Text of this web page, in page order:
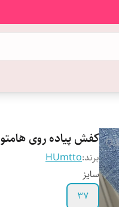
کفش پیاده روی هامتو humtto 340310B_2
برند:HUmtto
سایز
37